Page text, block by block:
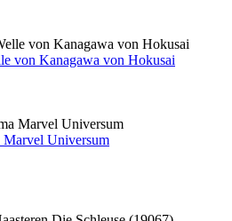
von Kanagawa von Hokusai
Marvel Universum